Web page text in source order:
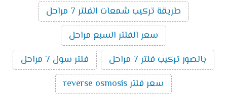
طريقة تركيب شمعات الفلتر 7 مراحل
سعر الفلتر السبع مراحل
بالصور تركيب فلتر 7 مراحل
فلتر سول 7 مراحل
سعر فلتر reverse osmosis